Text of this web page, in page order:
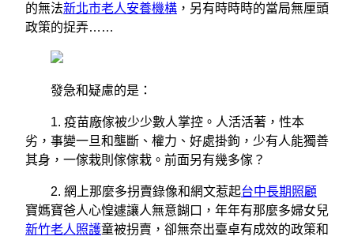
的無法新北市老人安養機構 ，另有時時時的當局無厘頭
政策的捉弄……
發急和疑慮的是：
1. 疫苗廠傢被少少數人掌控。人活活著，性本
劣，事變一旦和壟斷、權力、好處掛鉤，少有人能獨善
其身，一傢栽則傢傢栽。前面另有幾多傢？
2. 網上那麼多拐賣錄像和網文惹起台中長期照顧
寶媽寶爸人心惶遽讓人無意餬口，年年有那麼多婦女兒
新竹老人照護童被拐賣，卻無奈出臺卓有成效的政策和